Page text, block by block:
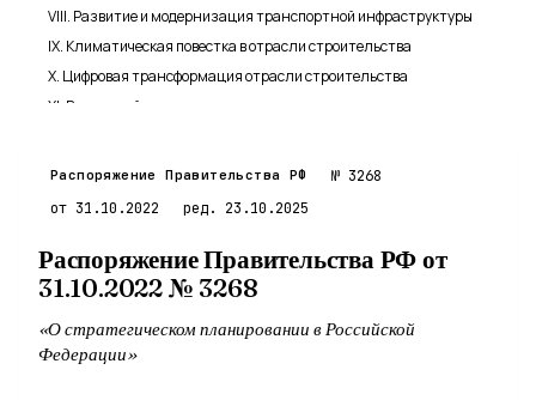
VIII. Развитие и модернизация транспортной инфраструктуры
IX. Климатическая повестка в отрасли строительства
X. Цифровая трансформация отрасли строительства
XI. Взаимодействие со смежными отраслями
XIII. Мониторинг реализации Стратегии
Распоряжение Правительства РФ
№ 3268
от 31.10.2022
ред. 23.10.2025
Распоряжение Правительства РФ от
31.10.2022 № 3268
«О стратегическом планировании в Российской
Федерации»